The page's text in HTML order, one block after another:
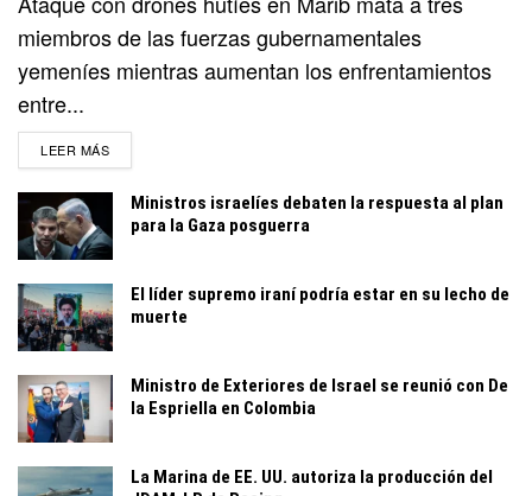
miembros de las fuerzas gubernamentales
yemeníes mientras aumentan los enfrentamientos
entre...
LEER MÁSDETAILS
Ministros israelíes debaten la respuesta al plan
para la Gaza posguerra
El líder supremo iraní podría estar en su lecho de
muerte
Ministro de Exteriores de Israel se reunió con De
la Espriella en Colombia
La Marina de EE. UU. autoriza la producción del